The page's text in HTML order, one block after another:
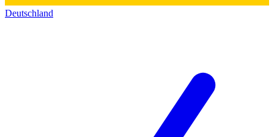
Deutschland